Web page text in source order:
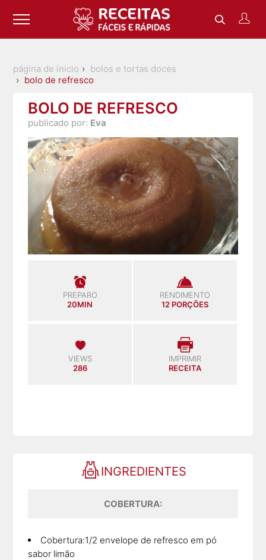
página de inicio
bolos e tortas doces
bolo de refresco
BOLO DE REFRESCO
publicado por: Eva
PREPARO
20MIN
RENDIMENTO
12 PORÇÕES
VIEWS
286
IMPRIMIR
RECEITA
INGREDIENTES
COBERTURA:
Cobertura:1/2 envelope de refresco em pó
sabor limão